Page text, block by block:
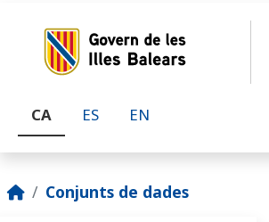
CA ES EN
Conjunts de dades